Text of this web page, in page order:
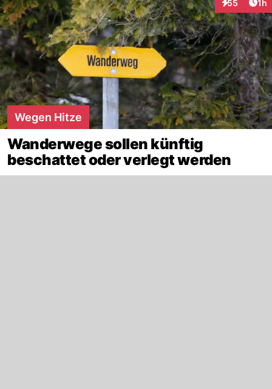
55
Interaktionen
1h
Wegen Hitze
Wanderwege sollen künftig
beschattet oder verlegt werden